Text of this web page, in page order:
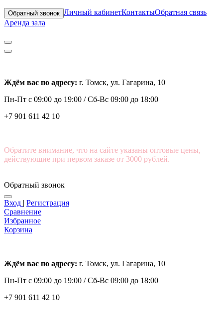
Обратный звонок Личный кабинетКонтактыОбратная связь
Аренда зала
Ждём вас по адресу: г. Томск, ул. Гагарина, 10
Пн-Пт с 09:00 до 19:00 /Сб-Вс 09:00 до 18:00
+7 901 611 42 10
Обратите внимание, что на сайте указаны оптовые цены,
действующие при первом заказе от 3000 рублей.
Обратный звонок
Вход | Регистрация
Сравнение
Избранное
Корзина
Ждём вас по адресу: г. Томск, ул. Гагарина, 10
Пн-Пт с 09:00 до 19:00 /Сб-Вс 09:00 до 18:00
+7 901 611 42 10